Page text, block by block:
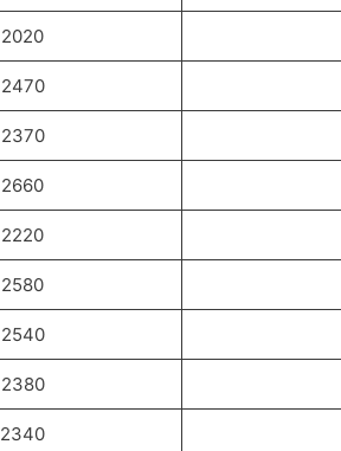
2020
2470
2370
2660
2220
2580
2540
2380
2340